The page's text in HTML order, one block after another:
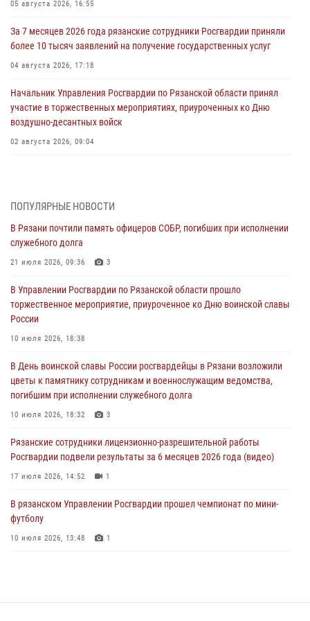
05 августа 2026, 16:55
За 7 месяцев 2026 года рязанские сотрудники Росгвардии приняли
более 10 тысяч заявлений на получение государственных услуг
04 августа 2026, 17:18
Начальник Управления Росгвардии по Рязанской области принял
участие в торжественных мероприятиях, приуроченных ко Дню
воздушно-десантных войск
02 августа 2026, 09:04
Для детей рязанских росгвардейцев в историческом музее провели
экскурсию по экспозиции, посвящённой губернской эпохе
В Управлении Росгвардии по Рязанской области состоялось
награждение военнослужащих государственными наградами
29 июля 2026, 15:49
Рязанским росгвардейцам провели лекции о Крещении Руси
28 июля 2026, 09:22 1
При силовой поддержке ОМОН житель Касимовского округа лишён
законодательства
27 июля 2026, 15:26
ПОПУЛЯРНЫЕ НОВОСТИ
В Рязани почтили память офицеров СОБР, погибших при исполнении
служебного долга
21 июля 2026, 09:36 3
В Управлении Росгвардии по Рязанской области прошло
торжественное мероприятие, приуроченное ко Дню воинской славы
России
10 июля 2026, 18:38
В День воинской славы России росгвардейцы в Рязани возложили
цветы к памятнику сотрудникам и военнослужащим ведомства,
погибшим при исполнении служебного долга
10 июля 2026, 18:32 3
Рязанские сотрудники лицензионно-разрешительной работы
Росгвардии подвели результаты за 6 месяцев 2026 года (видео)
17 июля 2026, 14:52 1
В рязанском Управлении Росгвардии прошел чемпионат по мини-
футболу
10 июля 2026, 13:48 1